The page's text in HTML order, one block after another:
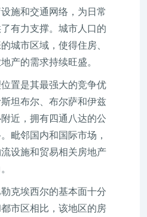
施和交通网络，为日常
有力支撑。城市人口的
城市区域，使得住房、
产的需求持续旺盛。
置是其最强大的竞争优
坦布尔、布尔萨和伊兹
近，拥有四通八达的公
毗邻国内和国际市场，
设施和贸易相关房地产
克埃西尔的基本面十分
市区相比，该地区的房